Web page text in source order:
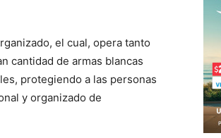
el cual, opera tanto
cantidad de armas blancas
protegiendo a las personas
y organizado de